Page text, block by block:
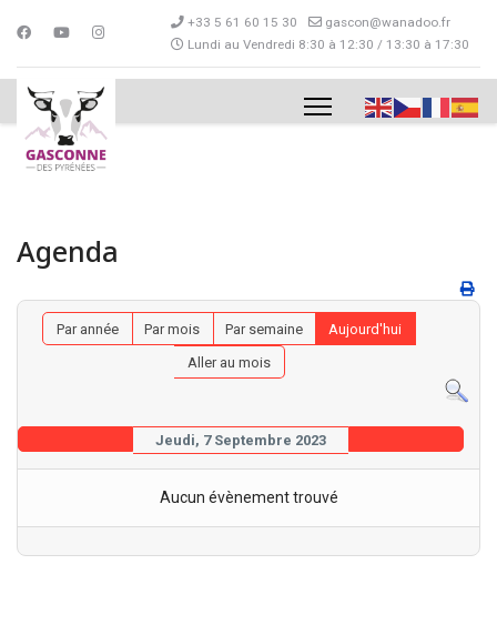
+33 5 61 60 15 30
gascon@wanadoo.fr
Lundi au Vendredi 8:30 à 12:30 / 13:30 à 17:30
Agenda
Par année Par mois Par semaine
Aujourd'hui
Aller au mois
Jeudi, 7 Septembre 2023
Aucun évènement trouvé